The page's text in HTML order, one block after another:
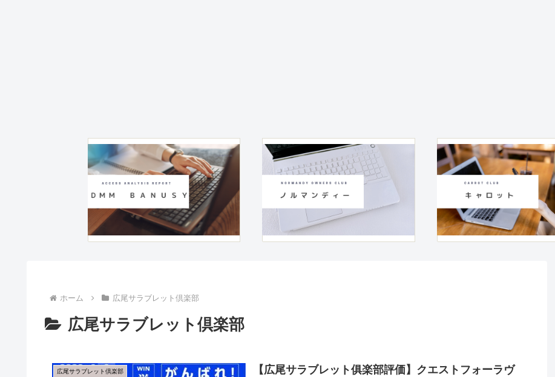
ホーム 広尾サラブレット倶楽部
広尾サラブレット倶楽部
広尾サラブレット倶楽部
【広尾サラブレット俱楽部評価】クエストフォーラヴ